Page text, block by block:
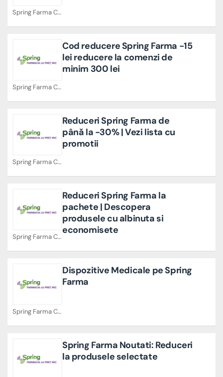
Spring Farma Cupoane
Spring Farma Cupoane
Cod reducere Spring Farma -15
lei reducere la comenzi de
minim 300 lei
Spring Farma Cupoane
Reduceri Spring Farma de
până la -30% | Vezi lista cu
promotii
Spring Farma Cupoane
Reduceri Spring Farma la
pachete | Descopera
produsele cu albinuta si
economisete
Spring Farma Cupoane
Dispozitive Medicale pe Spring
Farma
Spring Farma Noutati: Reduceri
la produsele selectate